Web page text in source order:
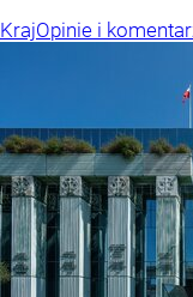
KrajOpinie i